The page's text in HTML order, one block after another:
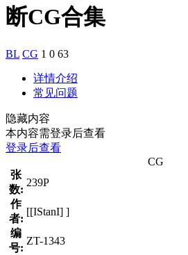
断CG合集
BL CG 1 0 63
详情介绍
常见问题
隐藏内容
本内容需登录后查看
登录后查看
CG
张
数:
239P
作
者:
[[IStanI] ]
编
号:
ZT-1343